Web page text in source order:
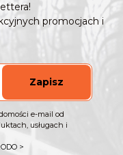
promocjach i
Zapisz
e-mail od
usługach i
>